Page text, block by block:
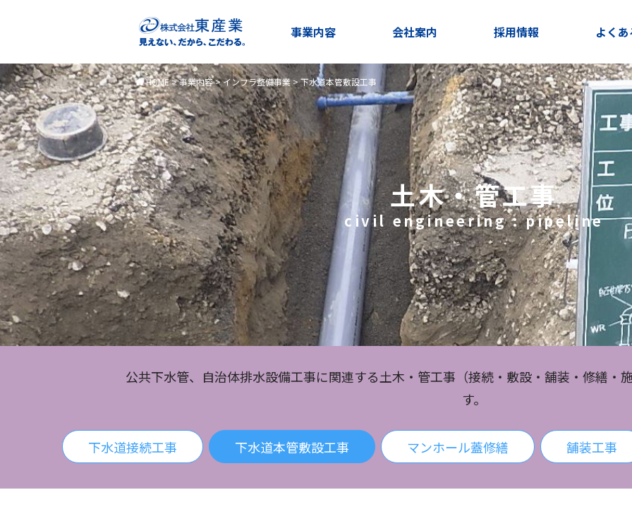
事業内容 会社案内 採用情報 よく
HOME>事業内容>インフラ整備事業>下水道本管敷設工事
土木・管工事
civil engineering : pipeline
公共下水管、自治体排水設備工事に関連する土木・管工事（接続・敷設・舗装・修繕・
す。
下水道接続工事 下水道本管敷設工事 マンホール蓋修繕 舗装工事